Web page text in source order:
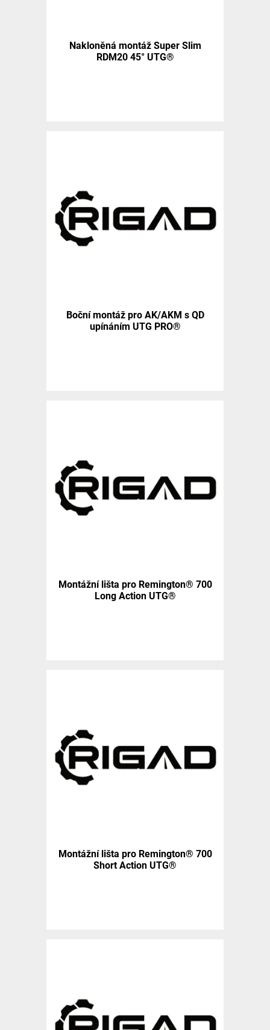
Nakloněná montáž Super Slim
RDM20 45° UTG®
Boční montáž pro AK/AKM s QD
upínáním UTG PRO®
Montážní lišta pro Remington® 700
Long Action UTG®
Montážní lišta pro Remington® 700
Short Action UTG®